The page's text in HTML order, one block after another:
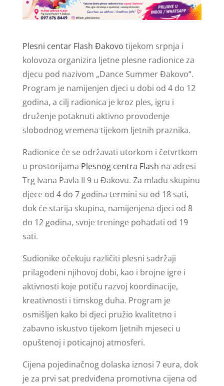
Plesni centar Flash Đakovo tijekom srpnja i
kolovoza organizira ljetne plesne radionice za
djecu pod nazivom „Dance Summer Đakovo“.
Program je namijenjen djeci u dobi od 4 do 12
godina, a cilj radionica je kroz ples, igru i
druženje potaknuti aktivno provođenje
slobodnog vremena tijekom ljetnih praznika.
Radionice će se održavati utorkom i četvrtkom
u prostorijama Plesnog centra Flash na adresi
Trg Ivana Pavla II 9 u Đakovu. Za mlađu skupinu
djece od 4 do 7 godina termini su od 18 sati,
dok će starija skupina, namijenjena djeci od 8
do 12 godina, svoje treninge pohađati od 19
sati.
Sudionike očekuju različiti plesni sadržaji
prilagođeni njihovoj dobi, kao i brojne igre i
aktivnosti koje potiču razvoj koordinacije,
kreativnosti i timskog duha. Program je
osmišljen kako bi djeci pružio kvalitetno i
zabavno iskustvo tijekom ljetnih mjeseci u
opuštenoj i poticajnoj atmosferi.
Cijena pojedinačnog dolaska iznosi 7 eura, dok
je za prvi sat predviđena promotivna cijena od